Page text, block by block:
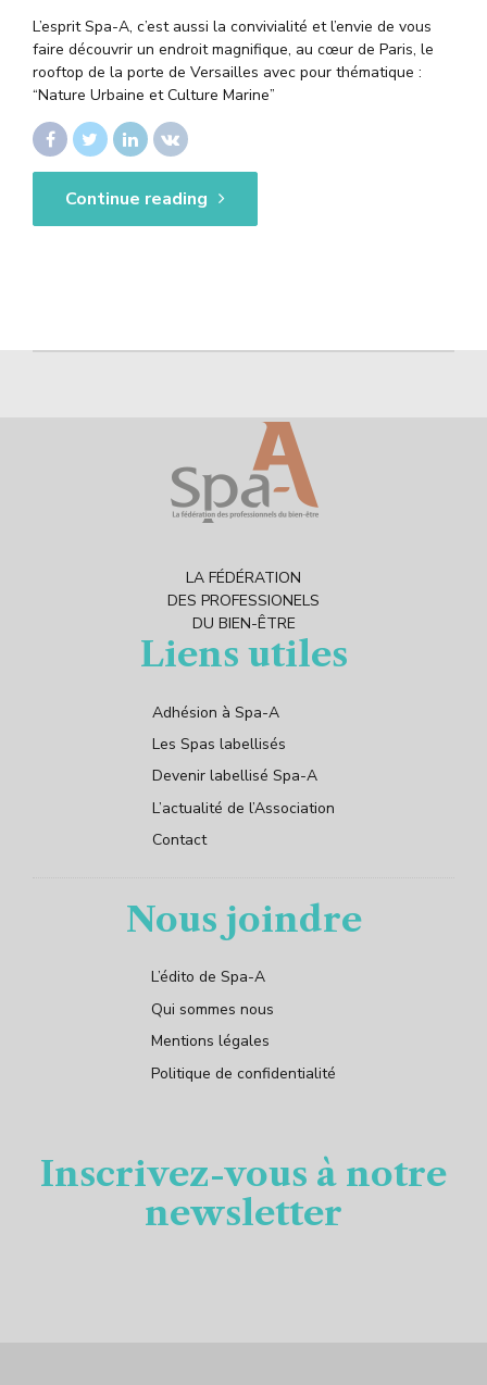
L’esprit Spa-A, c’est aussi la convivialité et l’envie de vous
faire découvrir un endroit magnifique, au cœur de Paris, le
rooftop de la porte de Versailles avec pour thématique :
“Nature Urbaine et Culture Marine”
Continue reading
LA FÉDÉRATION
DES PROFESSIONELS
DU BIEN-ÊTRE
Liens utiles
Adhésion à Spa-A
Les Spas labellisés
Devenir labellisé Spa-A
L’actualité de l’Association
Contact
Nous joindre
L’édito de Spa-A
Qui sommes nous
Mentions légales
Politique de confidentialité
Inscrivez-vous à notre
newsletter